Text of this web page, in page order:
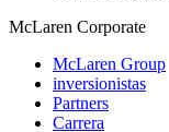
McLaren Corporate
McLaren Group
inversionistas
Partners
Carrera